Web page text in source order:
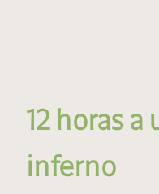
12 horas a
inferno